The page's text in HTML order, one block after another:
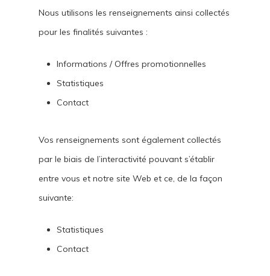
Nous utilisons les renseignements ainsi collectés
pour les finalités suivantes :
Informations / Offres promotionnelles
Statistiques
Contact
Vos renseignements sont également collectés
par le biais de l’interactivité pouvant s’établir
entre vous et notre site Web et ce, de la façon
suivante:
Statistiques
Contact